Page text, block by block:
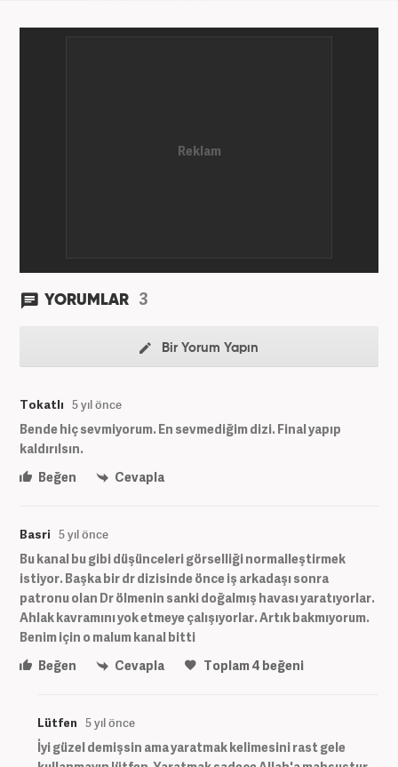
YORUMLAR 3
Bir Yorum Yapın
Tokatlı 5 yıl önce
Bende hiç sevmiyorum. En sevmediğim dizi. Final yapıp
kaldırılsın.
Beğen
Cevapla
Basri 5 yıl önce
Bu kanal bu gibi düşünceleri görselliği normalleştirmek
istiyor. Başka bir dr dizisinde önce iş arkadaşı sonra
patronu olan Dr ölmenin sanki doğalmış havası yaratıyorlar.
Ahlak kavramını yok etmeye çalışıyorlar. Artık bakmıyorum.
Benim için o malum kanal bitti
Beğen
Cevapla Toplam4 beğeni
Lütfen 5 yıl önce
İyi güzel demişsin ama yaratmak kelimesini rast gele